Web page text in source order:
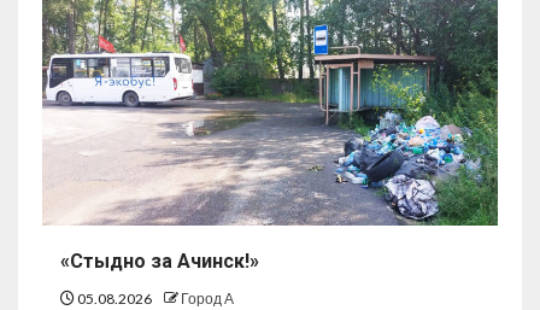
«Стыдно за Ачинск!»
05.08.2026 Город А